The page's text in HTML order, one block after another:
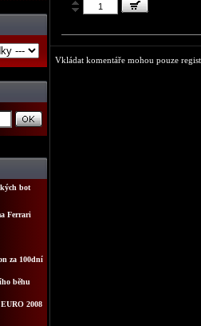
bot
Ferrari
za 100dní
běhu
2008
Vkládat komentáře mohou pouze